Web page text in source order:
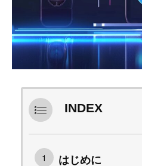
INDEX
はじめに